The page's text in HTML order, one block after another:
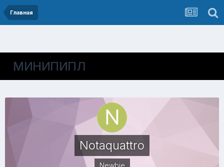
Главная
МИНИПИПЛ
Notaquattro
Newbie